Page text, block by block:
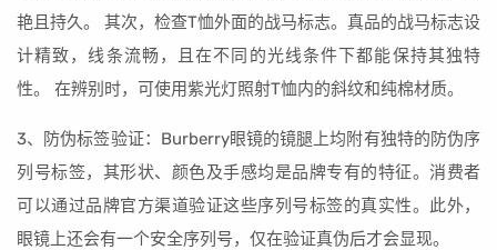
艳且持久。 其次，检查T恤外面的战马标志。真品的战马标志设
计精致，线条流畅，且在不同的光线条件下都能保持其独特
性。 在辨别时，可使用紫光灯照射T恤内的斜纹和纯棉材质。
3、防伪标签验证：Burberry眼镜的镜腿上均附有独特的防伪序
列号标签，其形状、颜色及手感均是品牌专有的特征。消费者
可以通过品牌官方渠道验证这些序列号标签的真实性。此外，
眼镜上还会有一个安全序列号，仅在验证真伪后才会显现。